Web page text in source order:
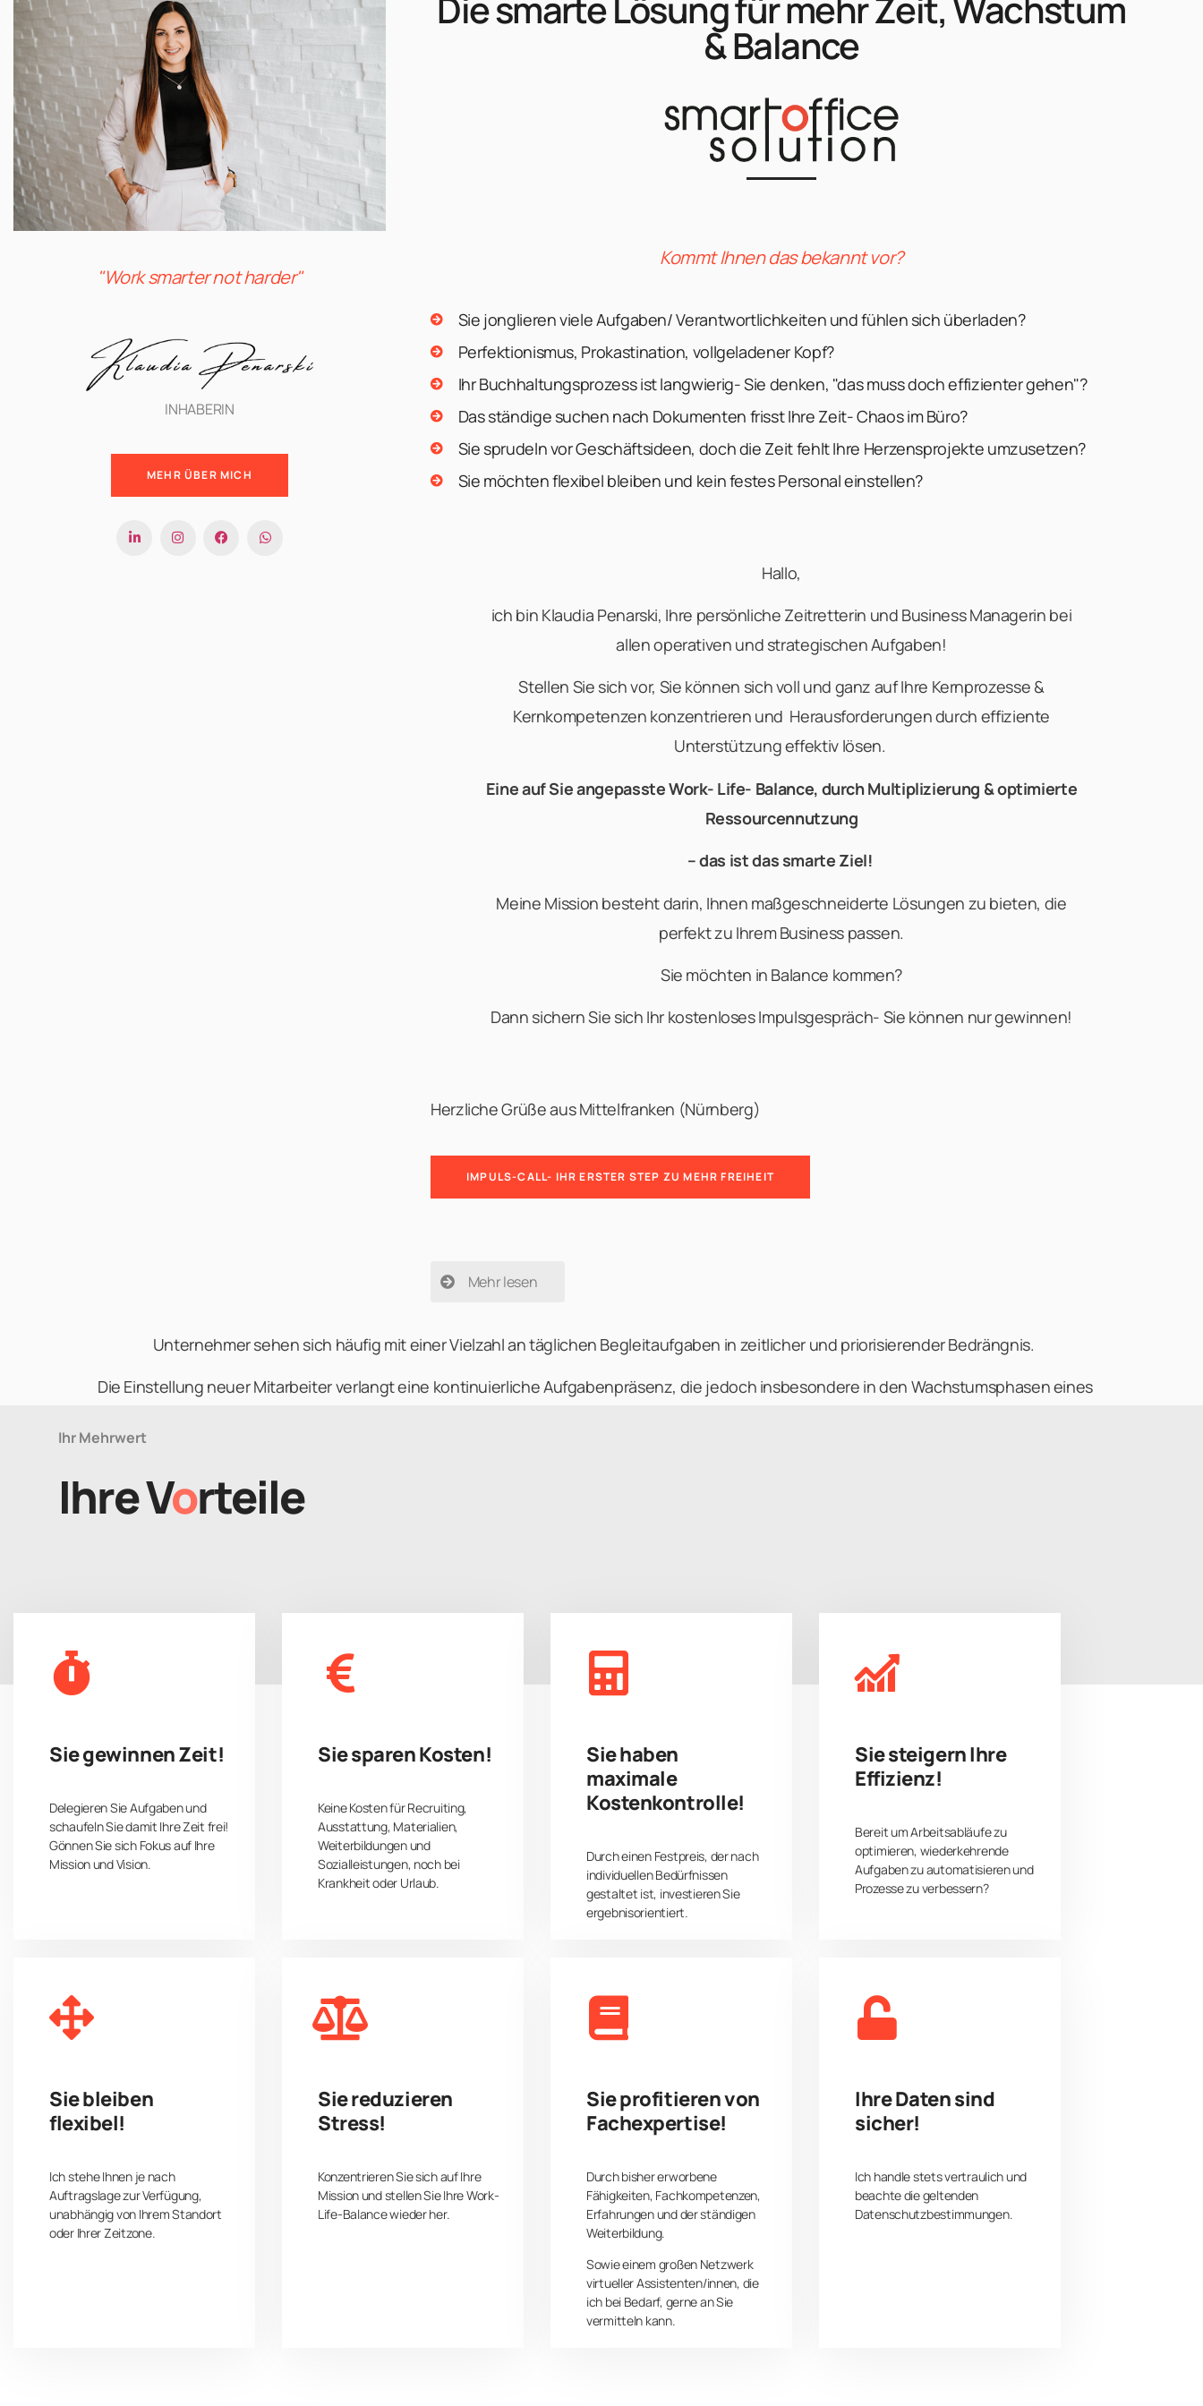
gewinnen
&
Flexibel
bleiben
"Work smarter not harder"
INHABERIN
MEHR ÜBER MICH
& Balance
Kommt Ihnen das bekannt vor?
Sie jonglieren viele Aufgaben/ Verantwortlichkeiten und fühlen sich überladen?
Perfektionismus, Prokastination, vollgeladener Kopf?
Ihr Buchhaltungsprozess ist langwierig- Sie denken, "das muss doch effizienter gehen"?
Das ständige suchen nach Dokumenten frisst Ihre Zeit- Chaos im Büro?
Sie sprudeln vor Geschäftsideen, doch die Zeit fehlt Ihre Herzensprojekte umzusetzen?
Sie möchten flexibel bleiben und kein festes Personal einstellen?
Hallo,
ich bin Klaudia Penarski, Ihre persönliche Zeitretterin und Business Managerin bei
allen operativen und strategischen Aufgaben!
Stellen Sie sich vor, Sie können sich voll und ganz auf Ihre Kernprozesse &
Kernkompetenzen konzentrieren und Herausforderungen durch effiziente
Unterstützung effektiv lösen.
Eine auf Sie angepasste Work- Life- Balance, durch Multiplizierung & optimierte
Ressourcennutzung
– das ist das smarte Ziel!
Meine Mission besteht darin, Ihnen maßgeschneiderte Lösungen zu bieten, die
perfekt zu Ihrem Business passen.
Sie möchten in Balance kommen?
Dann sichern Sie sich Ihr kostenloses Impulsgespräch- Sie können nur gewinnen!
Herzliche Grüße aus Mittelfranken (Nürnberg)
IMPULS-CALL- IHR ERSTER STEP ZU MEHR FREIHEIT
Mehr lesen
Unternehmer sehen sich häufig mit einer Vielzahl an täglichen Begleitaufgaben in zeitlicher und priorisierender Bedrängnis.
Die Einstellung neuer Mitarbeiter verlangt eine kontinuierliche Aufgabenpräsenz, die jedoch insbesondere in den Wachstumsphasen eines
einer zielgerichteten Lösungsfindung. Der Unternehmer erhält fokussierte Unterstützung in ausgewählten Bereichen.
Ihr Mehrwert
Ihre Vorteile
Sie gewinnen Zeit!
Delegieren Sie Aufgaben und
schaufeln Sie damit Ihre Zeit frei!
Gönnen Sie sich Fokus auf Ihre
Mission und Vision.
Sie sparen Kosten!
Keine Kosten für Recruiting,
Ausstattung, Materialien,
Weiterbildungen und
Sozialleistungen, noch bei
Krankheit oder Urlaub.
Sie haben
maximale
Kostenkontrolle!
Durch einen Festpreis, der nach
individuellen Bedürfnissen
gestaltet ist, investieren Sie
ergebnisorientiert.
Sie steigern Ihre
Effizienz!
Bereit um Arbeitsabläufe zu
optimieren, wiederkehrende
Aufgaben zu automatisieren und
Prozesse zu verbessern?
Sie bleiben
flexibel!
Ich stehe Ihnen je nach
Auftragslage zur Verfügung,
unabhängig von Ihrem Standort
oder Ihrer Zeitzone.
Sie reduzieren
Stress!
Konzentrieren Sie sich auf Ihre
Mission und stellen Sie Ihre Work-
Life-Balance wieder her.
Sie profitieren von
Fachexpertise!
Durch bisher erworbene
Fähigkeiten, Fachkompetenzen,
Erfahrungen und der ständigen
Weiterbildung.
Sowie einem großen Netzwerk
virtueller Assistenten/innen, die
ich bei Bedarf, gerne an Sie
vermitteln kann.
Ihre Daten sind
sicher!
Ich handle stets vertraulich und
beachte die geltenden
Datenschutzbestimmungen.